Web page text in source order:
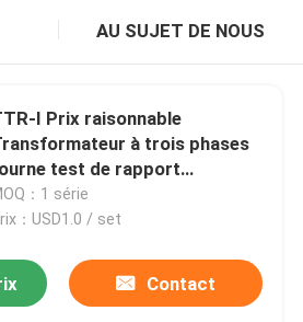
AU SUJET DE NOUS
I Prix raisonnable
à trois phases
test de rapport
testeur
：1 série
：USD1.0 / set
Contact